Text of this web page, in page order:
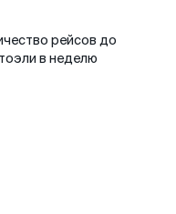
рейсов до
в неделю